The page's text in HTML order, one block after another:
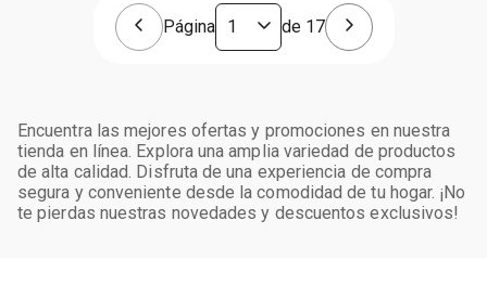
Página de 17
Encuentra las mejores ofertas y promociones en nuestra
tienda en línea. Explora una amplia variedad de productos
de alta calidad. Disfruta de una experiencia de compra
segura y conveniente desde la comodidad de tu hogar. ¡No
te pierdas nuestras novedades y descuentos exclusivos!